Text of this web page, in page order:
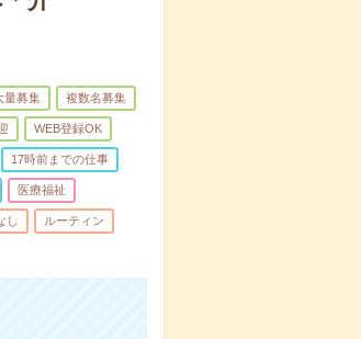
量募集 複数名募集
WEB登録OK
17時前までの仕事
医療福祉
し ルーティン